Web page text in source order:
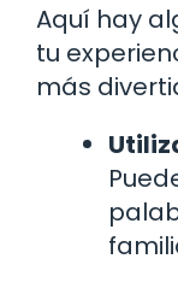
Aquí hay
tu
más